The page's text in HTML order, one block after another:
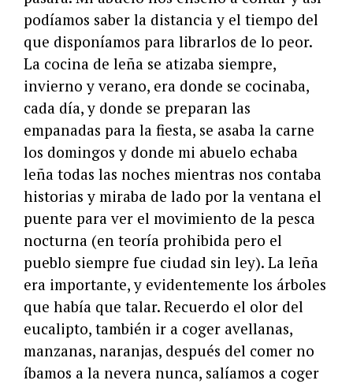
podíamos saber la distancia y el tiempo del
que disponíamos para librarlos de lo peor.
La cocina de leña se atizaba siempre,
invierno y verano, era donde se cocinaba,
cada día, y donde se preparan las
empanadas para la fiesta, se asaba la carne
los domingos y donde mi abuelo echaba
leña todas las noches mientras nos contaba
historias y miraba de lado por la ventana el
puente para ver el movimiento de la pesca
nocturna (en teoría prohibida pero el
pueblo siempre fue ciudad sin ley). La leña
era importante, y evidentemente los árboles
que había que talar. Recuerdo el olor del
eucalipto, también ir a coger avellanas,
manzanas, naranjas, después del comer no
íbamos a la nevera nunca, salíamos a coger